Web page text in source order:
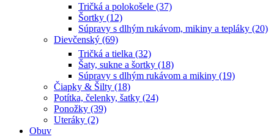
Tričká a polokošele (37)
Šortky (12)
Súpravy s dlhým rukávom, mikiny a tepláky (20)
Dievčenský (69)
Tričká a tielka (32)
Šaty, sukne a šortky (18)
Súpravy s dlhým rukávom a mikiny (19)
Čiapky & Šilty (18)
Potítka, čelenky, šatky (24)
Ponožky (39)
Uteráky (2)
Obuv